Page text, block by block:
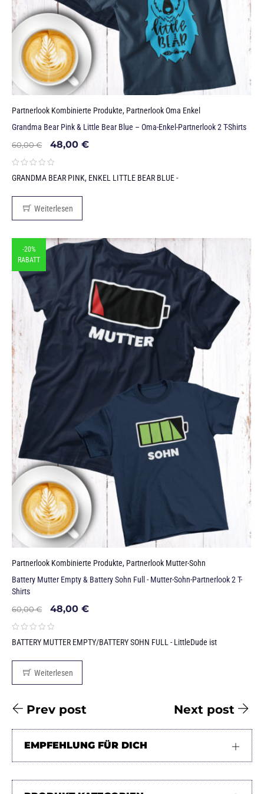
Partnerlook Kombinierte Produkte, Partnerlook Oma Enkel
Grandma Bear Pink & Little Bear Blue – Oma-Enkel-Partnerlook 2 T-Shirts
60,00€ 48,00 €
GRANDMA BEAR PINK, ENKEL LITTLE BEAR BLUE -
Weiterlesen
-20%
RABATT
Partnerlook Kombinierte Produkte, Partnerlook Mutter-Sohn
Battery Mutter Empty & Battery Sohn Full - Mutter-Sohn-Partnerlook 2 T-
Shirts
60,00€ 48,00 €
BATTERY MUTTER EMPTY/BATTERY SOHN FULL - LittleDude ist
Weiterlesen
Prev post Next post
EMPFEHLUNG FÜR DICH